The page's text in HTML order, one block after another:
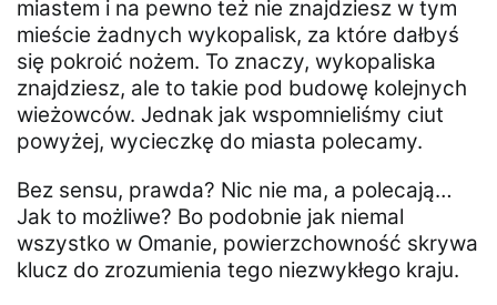
miastem i na pewno też nie znajdziesz w tym
mieście żadnych wykopalisk, za które dałbyś
się pokroić nożem. To znaczy, wykopaliska
znajdziesz, ale to takie pod budowę kolejnych
wieżowców. Jednak jak wspomnieliśmy ciut
powyżej, wycieczkę do miasta polecamy.
Bez sensu, prawda? Nic nie ma, a polecają…
Jak to możliwe? Bo podobnie jak niemal
wszystko w Omanie, powierzchowność skrywa
klucz do zrozumienia tego niezwykłego kraju.